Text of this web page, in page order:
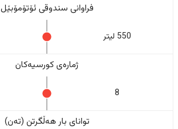
فراوانی سندوقی ئۆتۆمۆبێل
550 لیتر
ژمارەی کورسیەکان
8
تواناى بار هەڵگرتن (تەن)